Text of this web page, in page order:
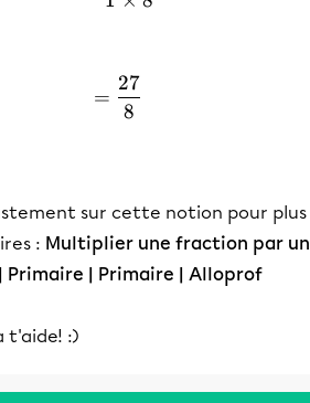
=\frac{27}{8}
=
8
27
sur cette notion pour plus
: Multiplier une fraction par un
Primaire | Primaire | Alloprof
t'aide! :)